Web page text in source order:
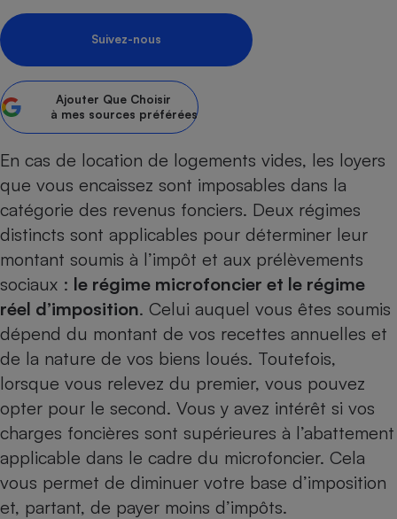
Suivez-nous
Ajouter Que Choisir
à mes sources préférées
En cas de location de logements vides, les loyers
que vous encaissez sont imposables dans la
catégorie des revenus fonciers. Deux régimes
distincts sont applicables pour déterminer leur
montant soumis à l’impôt et aux prélèvements
sociaux : le régime microfoncier et le régime
réel d’imposition. Celui auquel vous êtes soumis
dépend du montant de vos recettes annuelles et
de la nature de vos biens loués. Toutefois,
lorsque vous relevez du premier, vous pouvez
opter pour le second. Vous y avez intérêt si vos
charges foncières sont supérieures à l’abattement
applicable dans le cadre du microfoncier. Cela
vous permet de diminuer votre base d’imposition
et, partant, de payer moins d’impôts.
bouteille
Banque
Petit électroménager -
Lave-linge
Plaque de cuisson à
induction
Téléviseur
Téléphone mobile -
Smartphone
Matelas
Radiateur électrique
Antimoustique